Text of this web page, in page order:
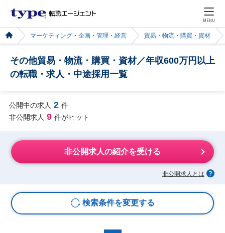
MENU
マーケティング・企画・管理・経営 貿易・物流・購買・資材
その他貿易・物流・購買・資材／年収600万円以上
の転職・求人・中途採用一覧
公開中の求人 2 件
非公開求人 9 件がヒット
非公開求人の紹介を受ける
非公開求人とは
検索条件を変更する